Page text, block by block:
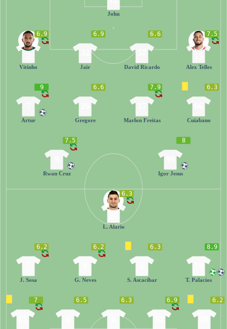
John
7.5
Alex Telles
6.6
David Ricardo
6.9
Jair
6.9
Vitinho
6.3
Cuiabano
7.9
Marlon Freitas
6.6
Gregore
9
Artur
8
Igor Jesus
7.5
Rwan Cruz
7 6.5 6.3 6.9 6.2
6.2
J. Sosa
6.2
G. Neves
6.3
S. Ascacíbar
8.9
T. Palacios
6.3
L. Alario